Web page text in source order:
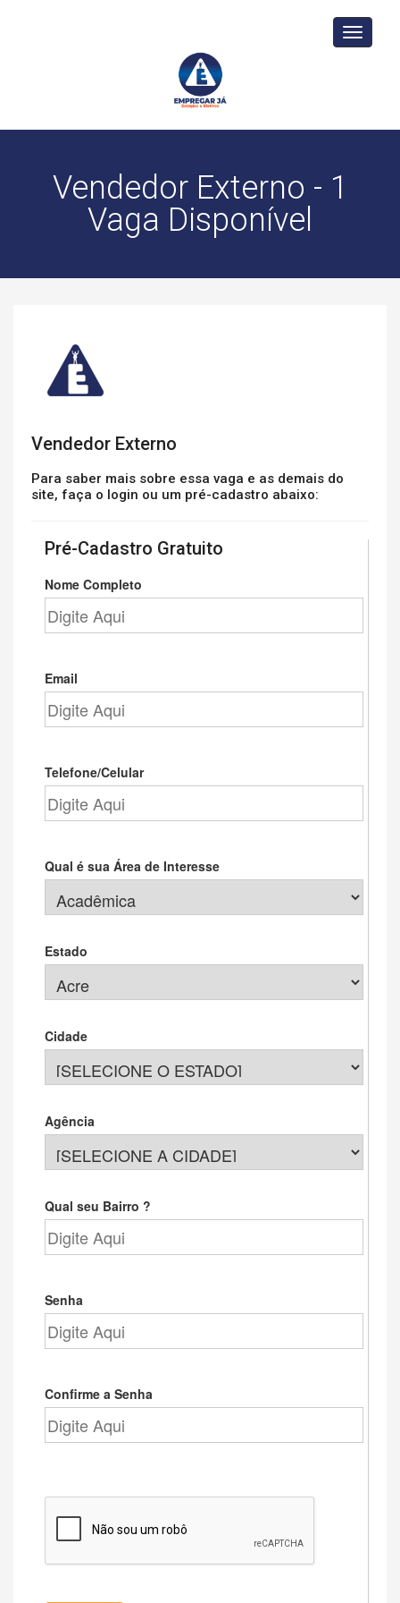
Toggle
Vendedor Externo - 1
Vaga Disponível
Vendedor Externo
Para saber mais sobre essa vaga e as demais do
site, faça o login ou um pré-cadastro abaixo:
Pré-Cadastro Gratuito
Nome Completo
Email
Telefone/Celular
Qual é sua Área de Interesse
Estado
Cidade
Agência
Qual seu Bairro ?
Senha
Confirme a Senha